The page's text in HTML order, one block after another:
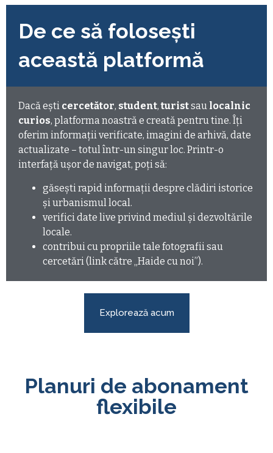
De ce să foloseşti
această platformă
Dacă ești cercetător, student,turistsau localnic
curios, platforma noastră e creată pentru tine. Îţi
oferim informaţii verificate, imagini de arhivă, date
actualizate – totul într-un singur loc. Printr-o
interfaţă uşor de navigat, poţi să:
găseşti rapid informaţii despre clădiri istorice
şi urbanismul local.
verifici date live privind mediul şi dezvoltările
locale.
contribui cu propriile tale fotografii sau
cercetări (link către „Haide cu noi”).
Explorează acum
Planuri de abonament
flexibile